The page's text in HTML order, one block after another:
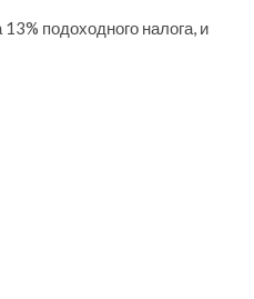
подоходного налога, и